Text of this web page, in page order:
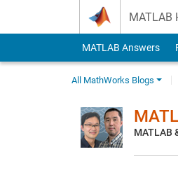
MATLAB
MATLAB Answers
All MathWorks Blogs
MATLAB